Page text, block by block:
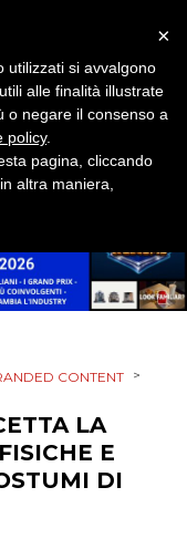
CONTENT >
LA
E
DI
×
utilizzati si avvalgono
alle finalità illustrate
o negare il consenso a
policy.
pagina, cliccando
altra maniera,